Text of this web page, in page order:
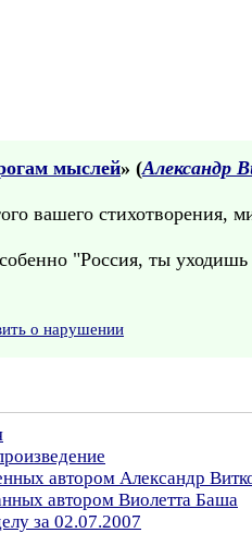
мыслей» (Александр
вашего стихотворения,
"Россия, ты уходишь
о нарушении
автором Александр
автором Виолетта Баша
за 02.07.2007